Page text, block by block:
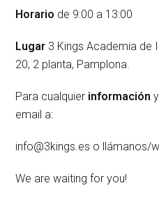
Horario de 9:00 a 13:00
Lugar 3 Kings Academia de
20, 2 planta, Pamplona.
Para cualquier información
email a:
info@3kings.es o
We are waiting for you!